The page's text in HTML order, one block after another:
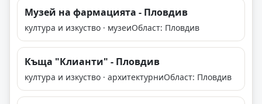
Музей на фармацията - Пловдив
култура и изкуство · музеиОбласт: Пловдив
Къща "Клианти" - Пловдив
култура и изкуство · архитектурниОбласт: Пловдив